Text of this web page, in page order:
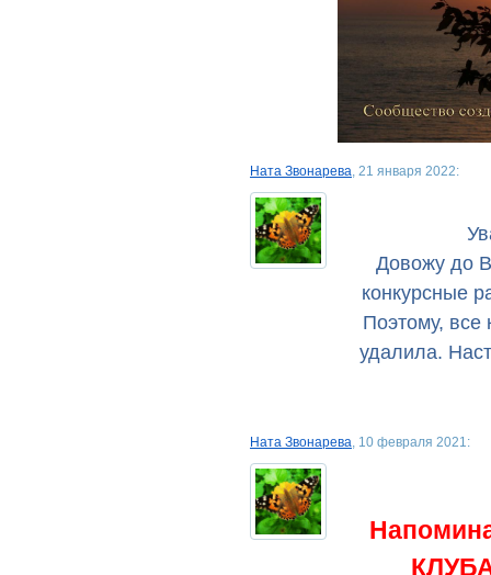
Ната Звонарева, 21 января 2022:
Довожу до
конкурсные
Поэтому, все
удалила.
Ната Звонарева, 10 февраля 2021: